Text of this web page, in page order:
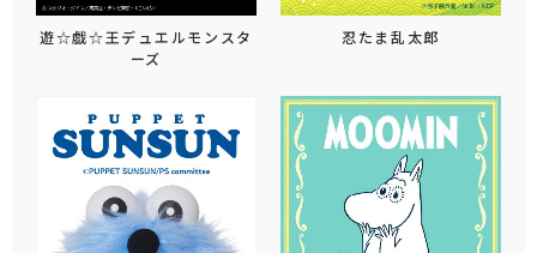
遊☆戯☆王デュエルモンスタ
ーズ
忍たま乱太郎